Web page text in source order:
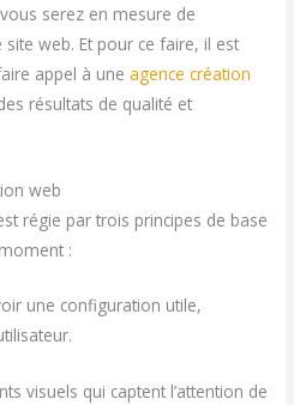
serez en mesure de
web. Et pour ce faire, il est
appel à uneagence création
résultats de qualité et
web
régie par trois principes de base
:
une configuration utile,
visuels qui captent l’attention de